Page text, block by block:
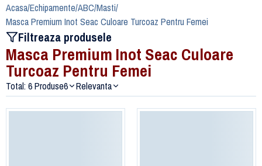
Acasa/Echipamente/ABC/Masti/
Masca Premium Inot Seac Culoare Turcoaz Pentru Femei
Filtreaza produsele
Masca Premium Inot Seac Culoare
Turcoaz Pentru Femei
Total: 6 Produse6 Relevanta